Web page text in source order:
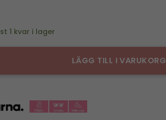
1 kvar i lager
LÄGG TILL I VARUKORG